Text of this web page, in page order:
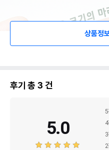
상품정
후기 총 3 건
5.0
5
4
3
2